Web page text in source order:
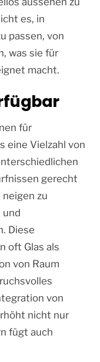
es, in
passen, von
was sie für
macht.
für
eine Vielzahl von
gerecht
zu
und
Diese
oft Glas als
von Raum
von
nicht nur
fügt auch